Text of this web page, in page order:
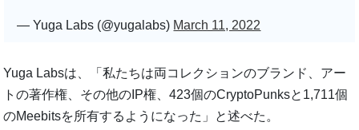
— Yuga Labs (@yugalabs) March 11, 2022
Yuga Labsは、「私たちは両コレクションのブランド、アー
トの著作権、その他のIP権、423個のCryptoPunksと1,711個
のMeebitsを所有するようになった」と述べた。